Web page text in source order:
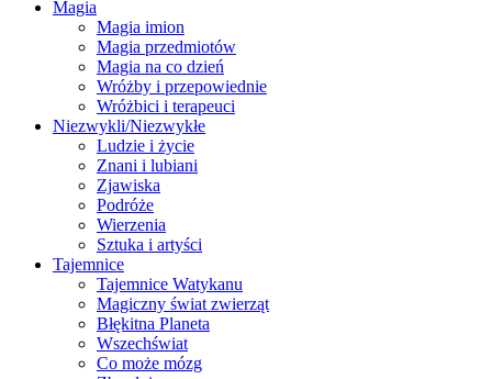
Magia
Magia imion
Magia przedmiotów
Magia na co dzień
Wróżby i przepowiednie
Wróżbici i terapeuci
Niezwykli/Niezwykłe
Ludzie i życie
Znani i lubiani
Zjawiska
Podróże
Wierzenia
Sztuka i artyści
Tajemnice
Tajemnice Watykanu
Magiczny świat zwierząt
Błękitna Planeta
Wszechświat
Co może mózg